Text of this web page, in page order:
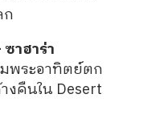
าฮาร่า
พระอาทิตย์ตก
งคืนใน Desert